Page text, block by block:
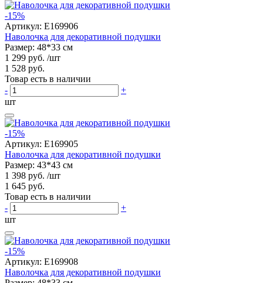
-15%
Артикул: E169906
Наволочка для декоративной подушки
Размер: 48*33 см
1 299 руб. /шт
1 528 руб.
Товар есть в наличии
-
+
шт
-15%
Артикул: E169905
Наволочка для декоративной подушки
Размер: 43*43 см
1 398 руб. /шт
1 645 руб.
Товар есть в наличии
-
+
шт
-15%
Артикул: E169908
Наволочка для декоративной подушки